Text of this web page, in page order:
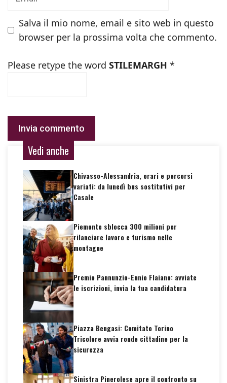
Salva il mio nome, email e sito web in questo
browser per la prossima volta che commento.
Please retype the word STILEMARGH *
Vedi anche
Chivasso-Alessandria, orari e percorsi
variati: da lunedì bus sostitutivi per
Casale
Piemonte sblocca 300 milioni per
rilanciare lavoro e turismo nelle
montagne
Premio Pannunzio-Ennio Flaiano: avviate
le iscrizioni, invia la tua candidatura
Piazza Bengasi: Comitato Torino
Tricolore avvia ronde cittadine per la
sicurezza
Sinistra Pinerolese apre il confronto su